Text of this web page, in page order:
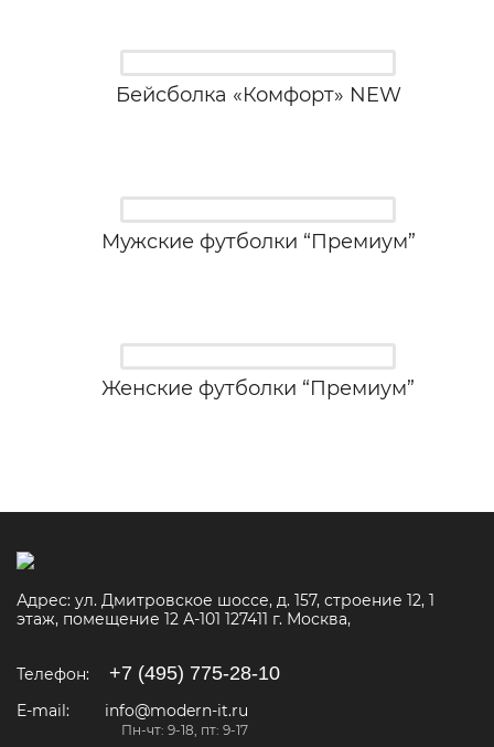
Бейсболка «Комфорт» NEW
Мужские футболки “Премиум”
Женские футболки “Премиум”
Адрес: ул. Дмитровское шоссе, д. 157, строение 12, 1
этаж, помещение 12 А-101 127411 г. Москва,
Телефон: +7 (495) 775-28-10
E-mail: info@modern-it.ru
Пн-чт: 9-18, пт: 9-17